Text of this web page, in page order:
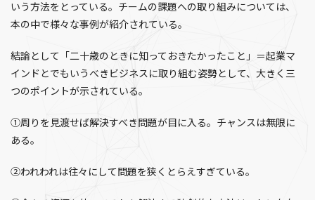
いう方法をとっている。チームの課題への取り組みについては、
本の中で様々な事例が紹介されている。
結論として「二十歳のときに知っておきたかったこと」＝起業マ
インドとでもいうべきビジネスに取り組む姿勢として、大きく三
つのポイントが示されている。
①周りを見渡せば解決すべき問題が目に入る。チャンスは無限に
ある。
②われわれは往々にして問題を狭くとらえすぎている。